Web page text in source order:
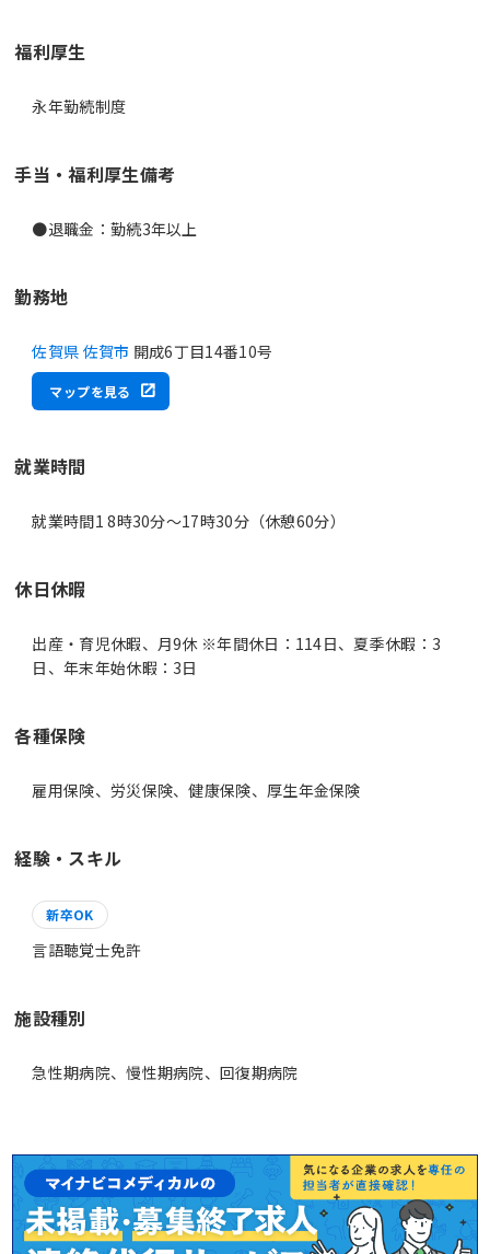
福利厚生
永年勤続制度
手当・福利厚生備考
●退職金：勤続3年以上
勤務地
佐賀県 佐賀市 開成6丁目14番10号
マップを見る
就業時間
就業時間1 8時30分〜17時30分（休憩60分）
休日休暇
出産・育児休暇、月9休 ※年間休日：114日、夏季休暇：3
日、年末年始休暇：3日
各種保険
雇用保険、労災保険、健康保険、厚生年金保険
経験・スキル
新卒OK
言語聴覚士免許
施設種別
急性期病院、慢性期病院、回復期病院